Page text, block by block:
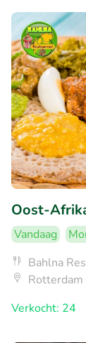
Oost-
Vandaag
Bahlna
Rotterdam
Verkocht: 24